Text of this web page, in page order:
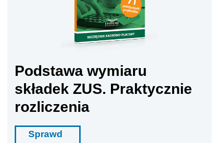
Podstawa wymiaru
składek ZUS. Praktycznie
rozliczenia
Sprawd